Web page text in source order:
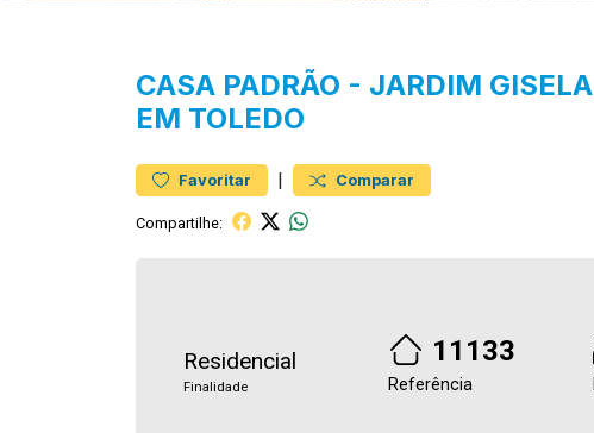
CASA PADRÃO - JARDIM GISELA
EM TOLEDO
Favoritar | Comparar
Compartilhe:
Residencial
Finalidade
11133
Referência